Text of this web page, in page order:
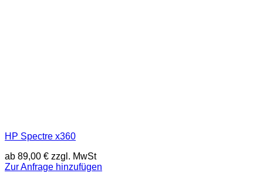
HP Spectre x360
ab 89,00 € zzgl. MwSt
Zur Anfrage hinzufügen